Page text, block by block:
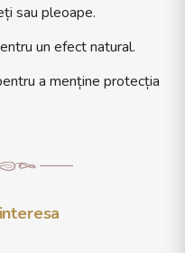
sau pleoape.
un efect natural.
a menține protecția